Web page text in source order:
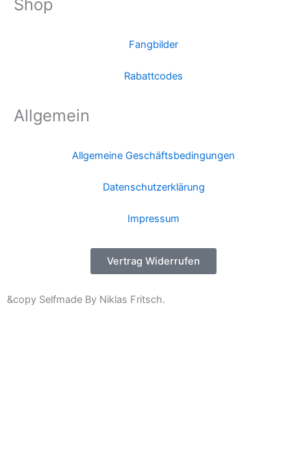
Shop
Fangbilder
Rabattcodes
Allgemein
Allgemeine Geschäftsbedingungen
Datenschutzerklärung
Impressum
Vertrag Widerrufen
&copy Selfmade By Niklas Fritsch.